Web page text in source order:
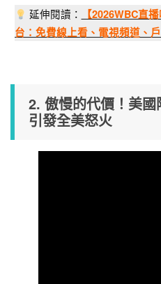
延伸閱讀：
【2026WBC直
台：免費線上看、電視頻道、
2. 傲慢的代價！美國
引發全美怒火